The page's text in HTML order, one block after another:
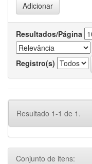
Resultados/Página
Registro(s)
Resultado 1-1 de 1.
Conjunto de itens: